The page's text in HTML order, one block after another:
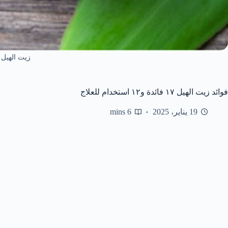
زيت الهيل
فوائد زيت الهيل ١٧ فائدة و١٢ استخدام للعلاج
19 يناير، 2025 6 mins